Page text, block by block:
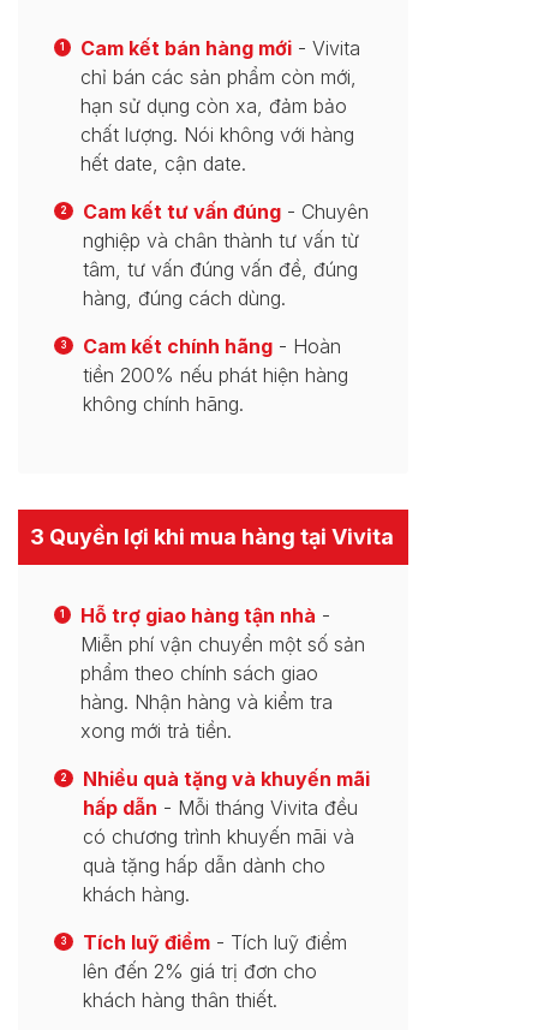
1 Cam kết bán hàng mới - Vivita
chỉ bán các sản phẩm còn mới,
hạn sử dụng còn xa, đảm bảo
chất lượng. Nói không với hàng
hết date, cận date.
2 Cam kết tư vấn đúng - Chuyên
nghiệp và chân thành tư vấn từ
tâm, tư vấn đúng vấn đề, đúng
hàng, đúng cách dùng.
3 Cam kết chính hãng - Hoàn
tiền 200% nếu phát hiện hàng
không chính hãng.
3 Quyền lợi khi mua hàng tại Vivita
1 Hỗ trợ giao hàng tận nhà -
Miễn phí vận chuyển một số sản
phẩm theo chính sách giao
hàng. Nhận hàng và kiểm tra
xong mới trả tiền.
2
Nhiều quà tặng và khuyến mãi
hấp dẫn - Mỗi tháng Vivita đều
có chương trình khuyến mãi và
quà tặng hấp dẫn dành cho
khách hàng.
3 Tích luỹ điểm - Tích luỹ điểm
lên đến 2% giá trị đơn cho
khách hàng thân thiết.